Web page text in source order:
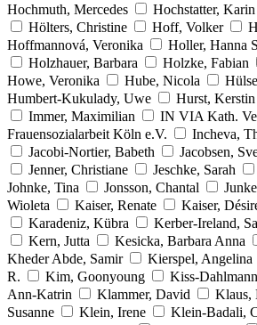
Hochmuth, Mercedes
Hochstatter, Karin
Hölters, Christine
Hoff, Volker
Hoffmannová, Veronika
Holler, Hanna
Holzhauer, Barbara
Holzke, Fabian
Howe, Veronika
Hube, Nicola
Humbert-Kukulady, Uwe
Hurst, Kerstin
Immer, Maximilian
IN VIA Kath.
Frauensozialarbeit Köln e.V.
Incheva,
Jacobi-Nortier, Babeth
Jacobsen,
Jenner, Christiane
Jeschke, Sarah
Johnke, Tina
Jonsson, Chantal
Wioleta
Kaiser, Renate Kaiser,
Karadeniz, Kübra
Kerber-Ireland,
Kern, Jutta
Kesicka, Barbara Anna
Kheder Abde, Samir
Kierspel, Angelina
R.
Kim, Goonyoung Kiss-
Ann-Katrin
Klammer, David Klaus,
Susanne
Klein, Irene
Klein-Badali,